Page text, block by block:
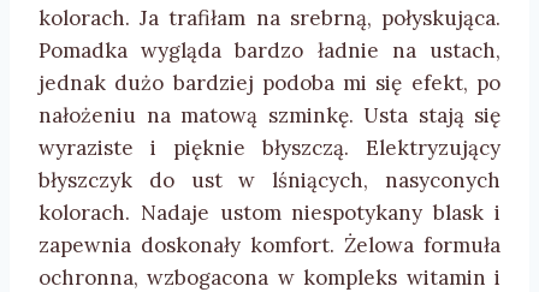
kolorach. Ja trafiłam na srebrną, połyskująca.
Pomadka wygląda bardzo ładnie na ustach,
jednak dużo bardziej podoba mi się efekt, po
nałożeniu na matową szminkę. Usta stają się
wyraziste i pięknie błyszczą. Elektryzujący
błyszczyk do ust w lśniących, nasyconych
kolorach. Nadaje ustom niespotykany blask i
zapewnia doskonały komfort. Żelowa formuła
ochronna, wzbogacona w kompleks witamin i